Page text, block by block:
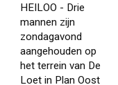
HEILOO - Drie
mannen zijn
zondagavond
aangehouden op
het terrein van De
Loet in Plan Oost